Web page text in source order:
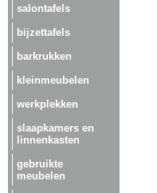
salontafels
bijzettafels
barkrukken
kleinmeubelen
werkplekken
slaapkamers en
linnenkasten
gebruikte
meubelen